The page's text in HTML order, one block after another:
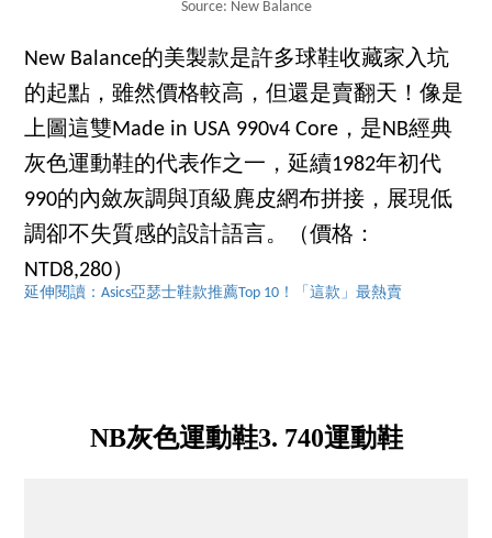
Source: New Balance
New Balance的美製款是許多球鞋收藏家入坑
的起點，雖然價格較高，但還是賣翻天！像是
上圖這雙Made in USA 990v4 Core，是NB經典
灰色運動鞋的代表作之一，延續1982年初代
990的內斂灰調與頂級麂皮網布拼接，展現低
調卻不失質感的設計語言。（價格：
NTD8,280）
延伸閱讀：Asics亞瑟士鞋款推薦Top 10！「這款」最熱賣
NB灰色運動鞋3. 740運動鞋